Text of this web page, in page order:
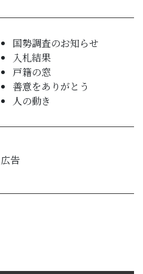
国勢調査のお知らせ
入札結果
戸籍の窓
善意をありがとう
人の動き
広告